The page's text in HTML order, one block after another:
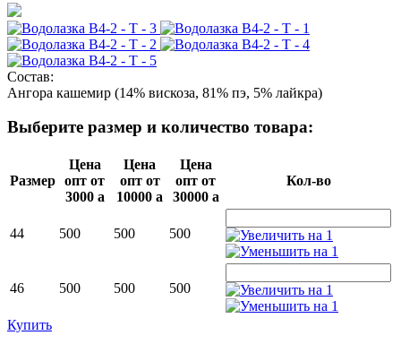
Состав:
Ангора кашемир (14% вискоза, 81% пэ, 5% лайкра)
Выберите размер и количество товара:
Размер
Цена
опт от
3000 a
Цена
опт от
10000 a
Цена
опт от
30000 a
Кол-во
44 500 500 500
46 500 500 500
Купить